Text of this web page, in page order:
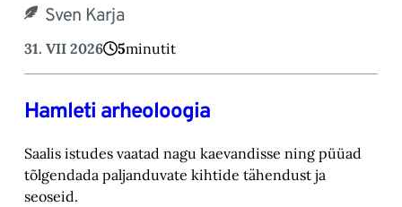
Sven Karja
31. VII 2026 5minutit
Hamleti arheoloogia
Saalis istudes vaatad nagu kaevandisse ning püüad
tõlgendada paljanduvate kihtide tähendust ja
seoseid.